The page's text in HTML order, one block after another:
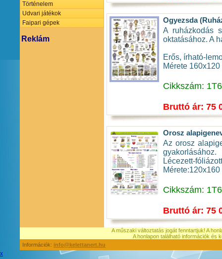
Történelem
Udvari játékok
Faipari gépek
Reklám
Ogyezsda
A ruházkodás
oktatásához. A
Erős, írható-
Mérete 160x120
Cikkszám:
Bruttó ár: 75
Orosz
Az orosz
gyakorlásához.
Lécezett-
Mérete:120x160
Cikkszám:
Bruttó ár: 75
A műszaki változtatás jogát fenntartjuk! A
A honlapon található információk és
Információk: info@kelettanert.hu
x